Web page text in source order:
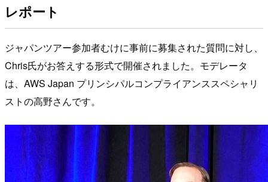
レポート
ジャパンツアー参加者むけに事前に募集された質問に対し、
Chris氏がお答えする形式で開催されました。モデレータ
は、AWS Japan プリンシパルコンプライアンススペシャリ
ストの高野さんです。